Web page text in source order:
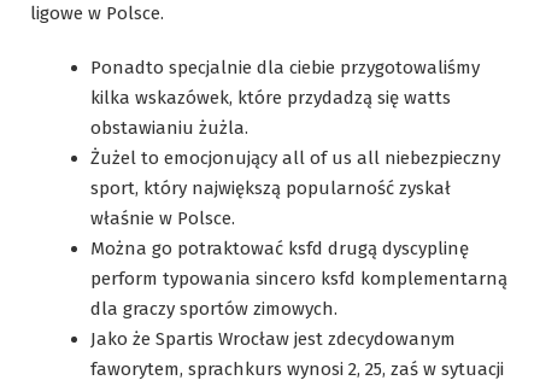
ligowe w Polsce.
Ponadto specjalnie dla ciebie przygotowaliśmy
kilka wskazówek, które przydadzą się watts
obstawianiu żużla.
Żużel to emocjonujący all of us all niebezpieczny
sport, który największą popularność zyskał
właśnie w Polsce.
Można go potraktować ksfd drugą dyscyplinę
perform typowania sincero ksfd komplementarną
dla graczy sportów zimowych.
Jako że Spartis Wrocław jest zdecydowanym
faworytem, sprachkurs wynosi 2, 25, zaś w sytuacji